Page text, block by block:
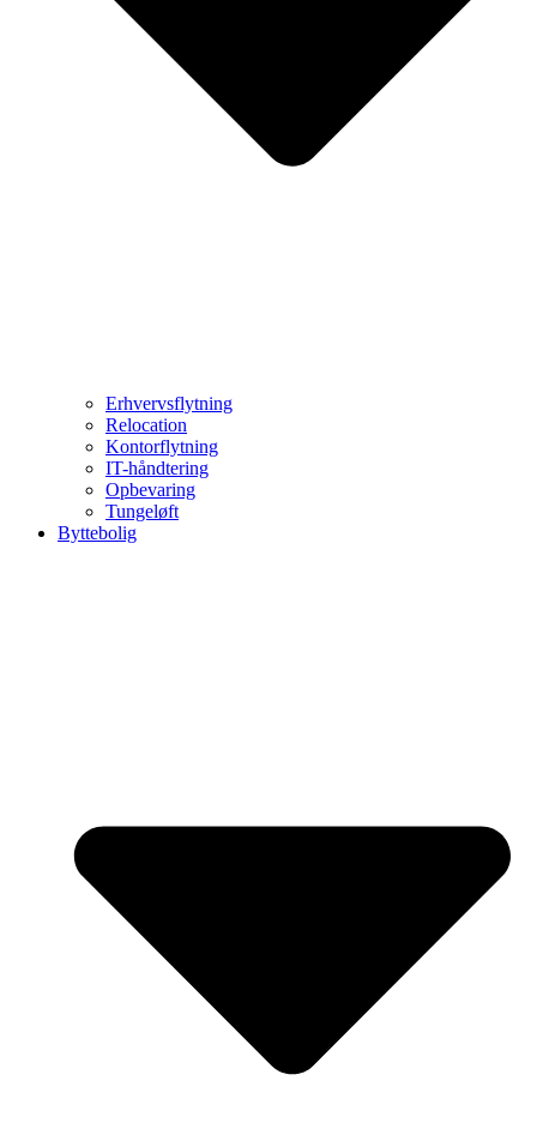
Erhvervsflytning
Relocation
Kontorflytning
IT-håndtering
Opbevaring
Tungeløft
Byttebolig